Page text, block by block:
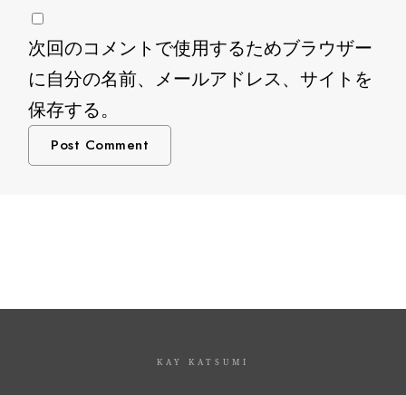
次回のコメントで使用するためブラウザー
に自分の名前、メールアドレス、サイトを
保存する。
KAY KATSUMI